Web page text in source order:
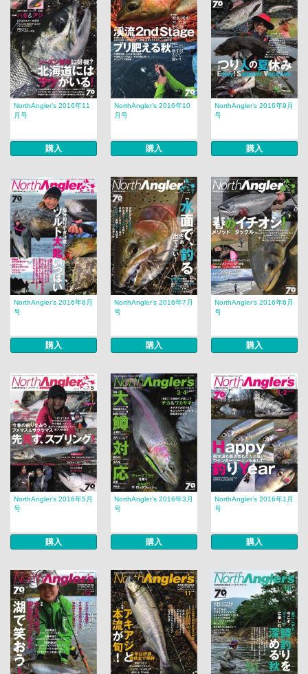
NorthAngler’s 2016年11
月号
購入
NorthAngler’s 2016年10
月号
購入
NorthAngler’s 2016年9月
号
購入
NorthAngler’s 2016年8月
号
購入
NorthAngler’s 2016年7月
号
購入
NorthAngler’s 2016年6月
号
購入
NorthAngler’s 2016年5月
号
購入
NorthAngler’s 2016年3月
号
購入
NorthAngler’s 2016年1月
号
購入